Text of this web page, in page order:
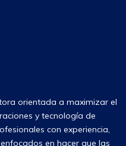
orientada a maximizar el
y tecnología de
con experiencia,
en hacer que las